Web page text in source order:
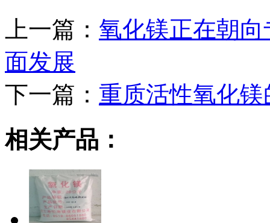
上一篇： 氧化镁正在朝
面发展
下一篇： 重质活性氧化
相关产品：